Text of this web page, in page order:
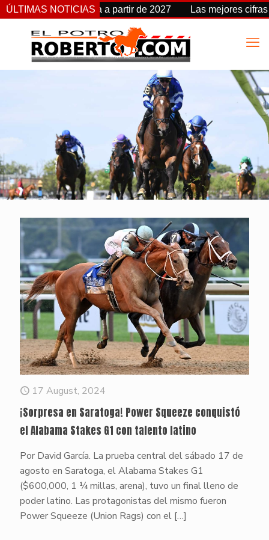
ÚLTIMAS NOTICIAS
de fecha a partir de 2027 Las mejores cifras Beyer
17 August, 2024
¡Sorpresa en Saratoga! Power Squeeze conquistó
el Alabama Stakes G1 con talento latino
Por David García. La prueba central del sábado 17 de
agosto en Saratoga, el Alabama Stakes G1
($600,000, 1 ¼ millas, arena), tuvo un final lleno de
poder latino. Las protagonistas del mismo fueron
Power Squeeze (Union Rags) con el […]